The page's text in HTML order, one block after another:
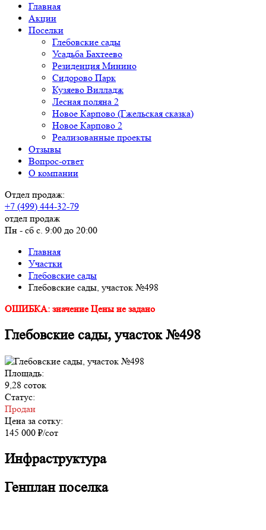
Главная
Акции
Поселки
Глебовские сады
Усадьба Бахтеево
Резиденция Минино
Сидорово Парк
Кузяево Вилладж
Лесная поляна 2
Новое Карпово (Гжельская сказка)
Новое Карпово 2
Реализованные проекты
Отзывы
Вопрос-ответ
О компании
Отдел продаж:
+7 (499) 444-32-79
отдел продаж
Пн - сб с. 9:00 до 20:00
Главная
Участки
Глебовские сады
Глебовские сады, участок №498
ОШИБКА: значение Цены не задано
Глебовские сады, участок №498
Площадь:
9,28 соток
Статус:
Продан
Цена за сотку:
145 000 ₽/сот
Инфраструктура
Генплан поселка